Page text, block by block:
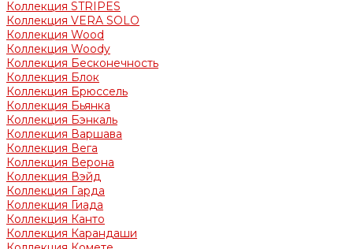
Коллекция STRIPES
Коллекция VERA SOLO
Коллекция Wood
Коллекция Woody
Коллекция Бесконечность
Коллекция Блок
Коллекция Брюссель
Коллекция Бьянка
Коллекция Бэнкаль
Коллекция Варшава
Коллекция Вега
Коллекция Верона
Коллекция Вэйд
Коллекция Гарда
Коллекция Гиада
Коллекция Канто
Коллекция Карандаши